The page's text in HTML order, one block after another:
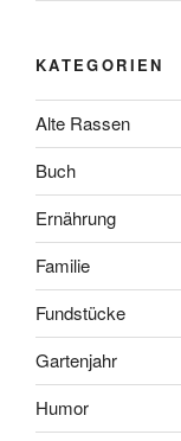
KATEGORIEN
Alte Rassen
Buch
Ernährung
Familie
Fundstücke
Gartenjahr
Humor